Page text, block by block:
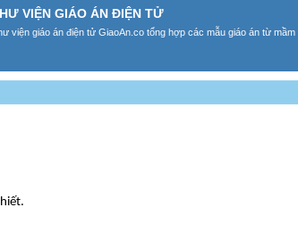
VIỆN GIÁO ÁN ĐIỆN TỬ
viện giáo án điện tử GiaoAn.co tổng hợp các mẫu giáo án từ